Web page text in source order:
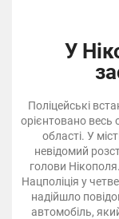
У
Поліцейські
орієнтовано весь
області. У
невідомий
голови
Нацполіція у
надійшло
автомобіль,